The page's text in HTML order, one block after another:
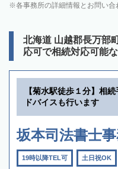
各事務所の詳細情報とお問い
北海道 山越郡長万部
応可で相続対応可能
【菊水駅徒歩１分】相
ドバイスも行います
坂本司法書士
19時以降TEL可 土日祝OK